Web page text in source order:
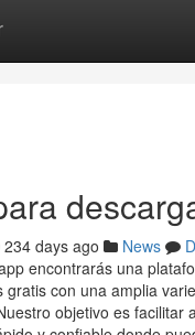
234 days ago News
encontrarás una
gratis con una amplia
objetivo es facilitar